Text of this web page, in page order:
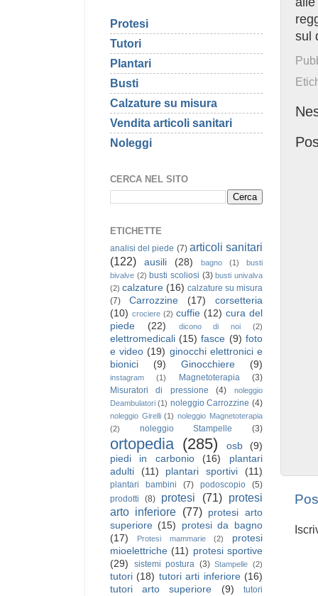
sul
Protesi
Tutori
Plantari
Busti
Calzature su misura
Vendita articoli sanitari
Noleggi
CERCA NEL SITO
ETICHETTE
analisi del piede (7) articoli sanitari
(122)
ausili (28) bagno (1)
busti
bivalve (2) busti scoliosi (3) busti univalva
(2) calzature (16) calzature su misura
(7)
Carrozzine (17)
corsetteria
(10) crociere (2) cuffie (12) cura del
piede
(22) dicono di noi (2)
elettromedicali (15) fasce (9) foto
e video (19) ginocchi elettronici e
bionici
(9) Ginocchiere (9)
instagram (1) Magnetoterapia
(3)
Misuratori di pressione
(4)
noleggio
Deambulatori (1) noleggio Carrozzine (4)
noleggio Girelli (1) noleggio Magnetoterapia
(2)
noleggio Stampelle (3)
ortopedia (285) osb
(9)
piedi in carbonio
(16)
plantari
adulti
(11) plantari sportivi (11)
plantari bambini (7) podoscopio
(5)
prodotti
(8) protesi (71) protesi
arto inferiore (77) protesi arto
superiore (15)
protesi da bagno
(17)
Protesi mammarie (2)
protesi
mioelettriche (11) protesi sportive
(29)
sistemi postura (3) Stampelle (2)
tutori (18) tutori arti inferiore (16)
tutori arto superiore
(9)
tutori